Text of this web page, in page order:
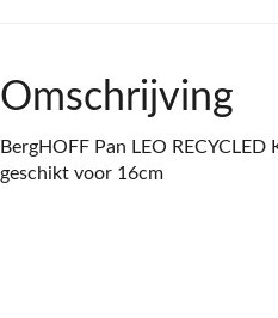
Omschrijving
BergHOFF Pan LEO
geschikt voor 16cm